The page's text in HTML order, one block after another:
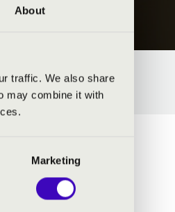
About
traffic. We also share
may combine it with
Marketing